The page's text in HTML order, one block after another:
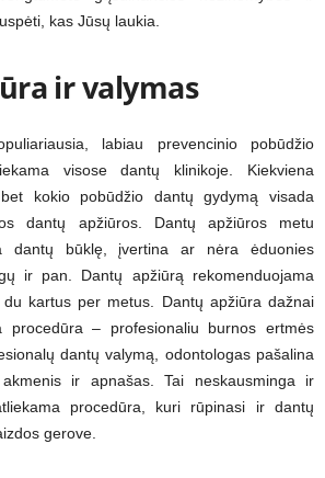
kas Jūsų laukia.
ir valymas
labiau prevencinio pobūdžio
visose dantų klinikoje. Kiekviena
kokio pobūdžio dantų gydymą visada
dantų apžiūros. Dantų apžiūros metu
dantų būklę, įvertina ar nėra ėduonies
ir pan. Dantų apžiūrą rekomenduojama
kartus per metus. Dantų apžiūra dažnai
– profesionaliu burnos ertmės
dantų valymą, odontologas pašalina
ir apnašas. Tai neskausminga ir
procedūra, kuri rūpinasi ir dantų
gerove.